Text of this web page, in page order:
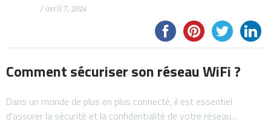
/ avril 7, 2024
Comment sécuriser son réseau WiFi ?
Dans un monde de plus en plus connecté, il est essentiel
d’assurer la sécurité et la confidentialité de votre réseau…